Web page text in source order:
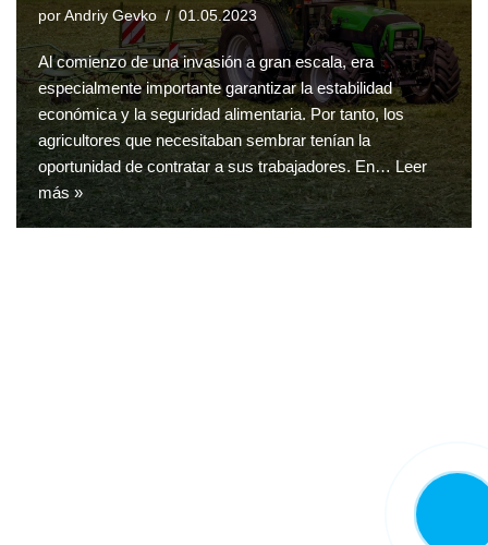
por Andriy Gevko 01.05.2023
Al comienzo de una invasión a gran escala, era
especialmente importante garantizar la estabilidad
económica y la seguridad alimentaria. Por tanto, los
agricultores que necesitaban sembrar tenían la
oportunidad de contratar a sus trabajadores. En… Leer
más »